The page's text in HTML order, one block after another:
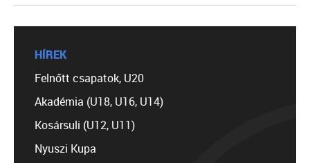
HÍREK
Felnőtt csapatok, U20
Akadémia (U18, U16, U14)
Kosársuli (U12, U11)
Nyuszi Kupa